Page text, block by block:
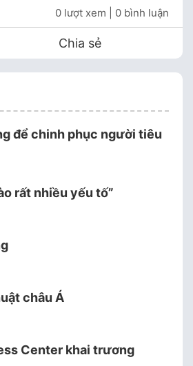
0 lượt xem | 0 bình luận
Chia sẻ
để chinh phục người tiêu
rất nhiều yếu tố”
châu Á
Center khai trương